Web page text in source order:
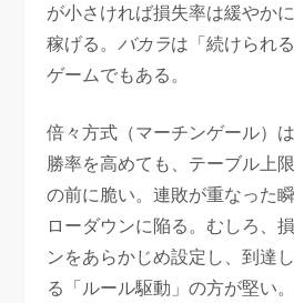
が小さければ損失率は緩やか
稼げる。バカラは「続けられ
ゲームでもある。
倍々方式（マーチンゲール）
勝率を高めても、テーブル上
の前に脆い。連敗が重なった
ローダウンに陥る。むしろ、
ンをあらかじめ設定し、到達
る「ルール駆動」の方が堅い